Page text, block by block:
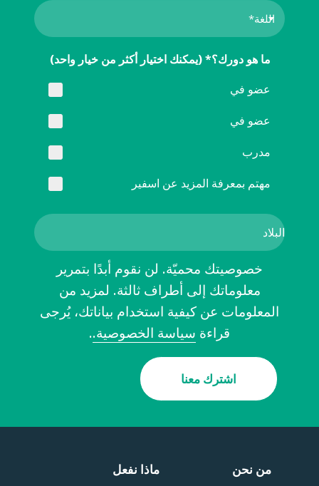
ما هو دورك؟* (يمكنك اختيار أكثر من خيار واحد)
عضو في
عضو في
مدرب
مهتم بمعرفة المزيد عن اسفير
خصوصيتك محميّة. لن نقوم أبدًا بتمرير
معلوماتك إلى أطراف ثالثة. لمزيد من
المعلومات عن كيفية استخدام بياناتك، يُرجى
قراءة سياسة الخصوصية..
اشترك معنا
من نحن ماذا نفعل